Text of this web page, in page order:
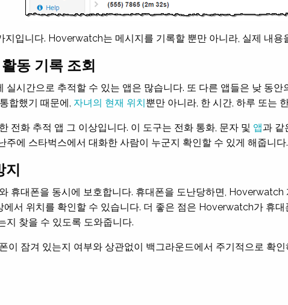
지입니다. Hoverwatch는 메시지를 기록할 뿐만 아니라, 실제 내
동 기록 조회
실시간으로 추적할 수 있는 앱은 많습니다. 또 다른 앱들은 낮 동
합했기 때문에, 자녀의 현재 위치 뿐만 아니라, 한 시간, 하루 또는
전화 추적 앱 그 이상입니다. 이 도구는 전화 통화, 문자 및 앱과 같
주에 스타벅스에서 대화한 사람이 누군지 확인할 수 있게 해줍니다.
휴대폰을 동시에 보호합니다. 휴대폰을 도난당하면,
에서 위치를 확인할 수 있습니다. 더 좋은 점은 Hoverwatch가 휴
지 찾을 수 있도록 도와줍니다.
이 잠겨 있는지 여부와 상관없이 백그라운드에서 주기적으로 확